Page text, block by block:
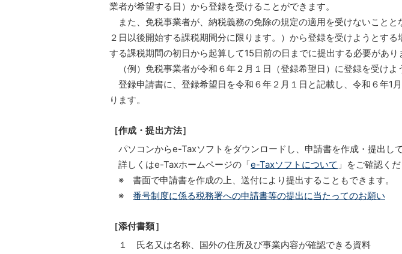
業者が希望する日）から登録を受けることができます。
また、免税事業者が、納税義務の免除の規定の適用を受けないことと
２日以後開始する課税期間分に限ります。）から登録を受けようとする
する課税期間の初日から起算して15日前の日までに提出する必要があり
（例）免税事業者が令和６年２月１日（登録希望日）に登録を受けよ
登録申請書に、登録希望日を令和６年２月１日と記載し、令和６年1
ります。
［作成・提出方法］
パソコンからe-Taxソフトをダウンロードし、申請書を作成・提出して
詳しくはe-Taxホームページの「e-Taxソフトについて 」をご確認くだ
※ 書面で申請書を作成の上、送付により提出することもできます。
※ 番号制度に係る税務署への申請書等の提出に当たってのお願い
［添付書類］
１ 氏名又は名称、国外の住所及び事業内容が確認できる資料